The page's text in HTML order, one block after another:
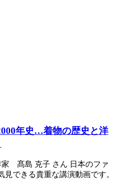
年史…着物の歴史と洋
家 髙島 克子 さん 日本のファ
見できる貴重な講演動画です。